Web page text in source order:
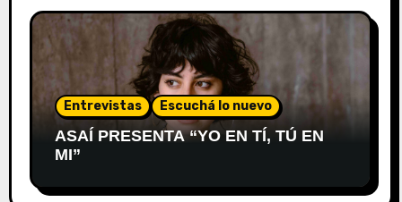
Entrevistas Escuchá lo nuevo
ASAÍ PRESENTA “YO EN TÍ, TÚ EN
MI”